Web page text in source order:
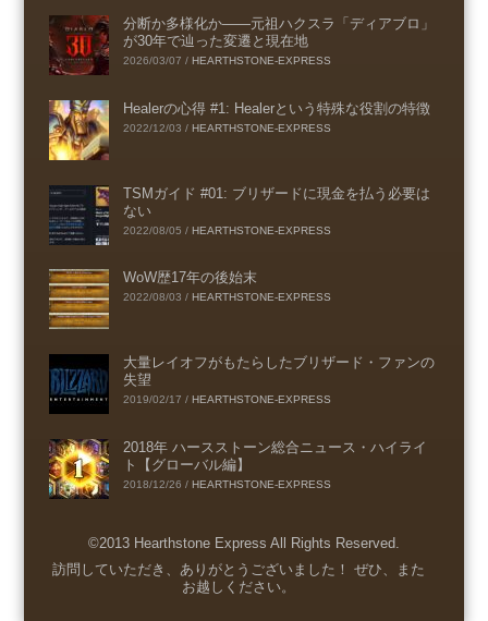
分断か多様化か――元祖ハクスラ「ディアブロ」
が30年で辿った変遷と現在地
2026/03/07 / HEARTHSTONE-EXPRESS
Healerの心得 #1: Healerという特殊な役割の特徴
2022/12/03 / HEARTHSTONE-EXPRESS
TSMガイド #01: ブリザードに現金を払う必要は
ない
2022/08/05 / HEARTHSTONE-EXPRESS
WoW歴17年の後始末
2022/08/03 / HEARTHSTONE-EXPRESS
大量レイオフがもたらしたブリザード・ファンの
失望
2019/02/17 / HEARTHSTONE-EXPRESS
2018年 ハースストーン総合ニュース・ハイライ
ト【グローバル編】
2018/12/26 / HEARTHSTONE-EXPRESS
©2013 Hearthstone Express All Rights Reserved.
Menu
訪問していただき、ありがとうございました！ ぜひ、また
お越しください。